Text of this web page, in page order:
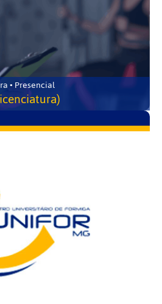
• Presencial